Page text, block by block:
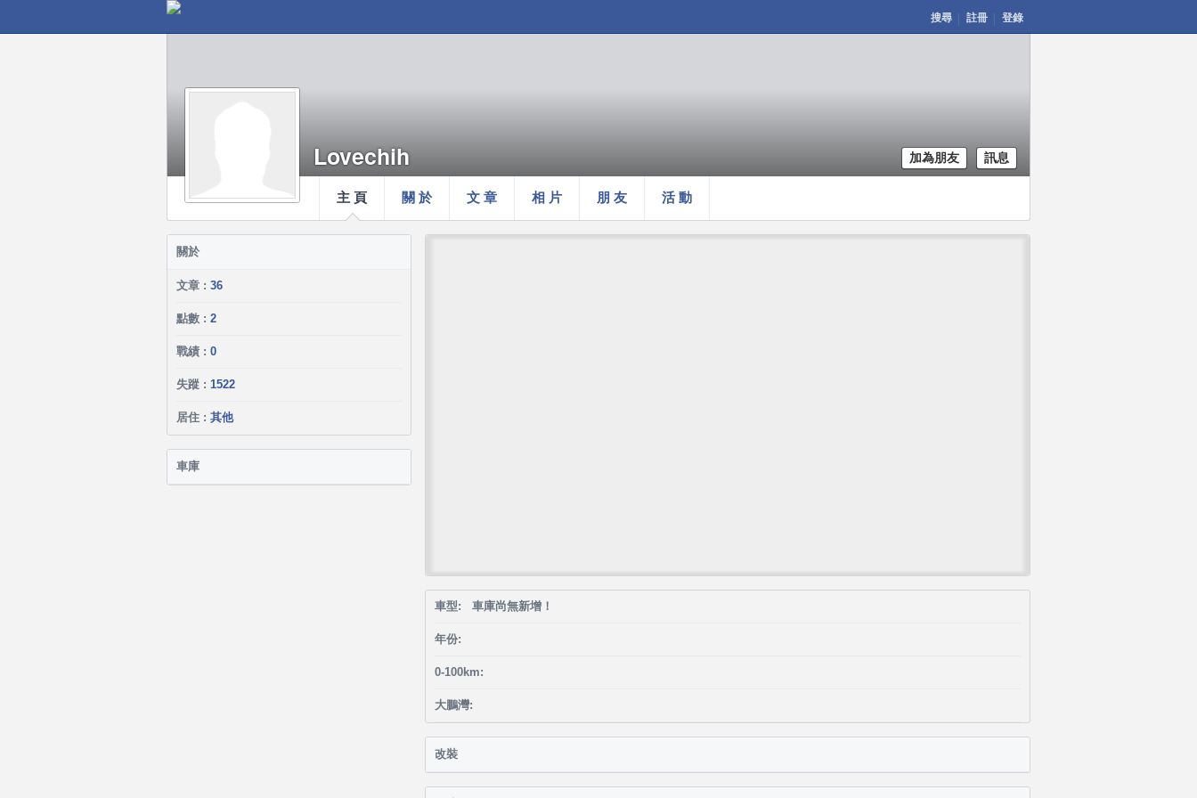
搜尋 註冊 登錄
主 頁 關 於 文 章 相 片 朋 友 活 動
Lovechih 訊息
加為朋友
關於
文章 : 36
點數 : 2
戰績 : 0
失蹤 : 1522
居住 : 其他
車庫
車型: 車庫尚無新增！
年份:
0-100km:
大鵬灣:
改裝